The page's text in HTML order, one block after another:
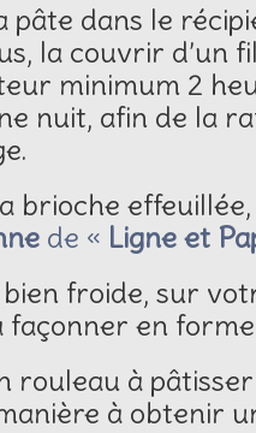
pâte dans le
la couvrir d’un
minimum 2
nuit, afin de la
brioche
de « Ligne et
froide, sur
en
rouleau à
à obtenir